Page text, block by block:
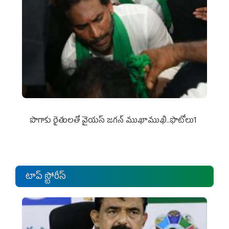
పొగాకు రైతుల‌తో వైయ‌స్ జ‌గ‌న్ ముఖాముఖి..ఫొటోలు1
టాప్ స్టోరీస్